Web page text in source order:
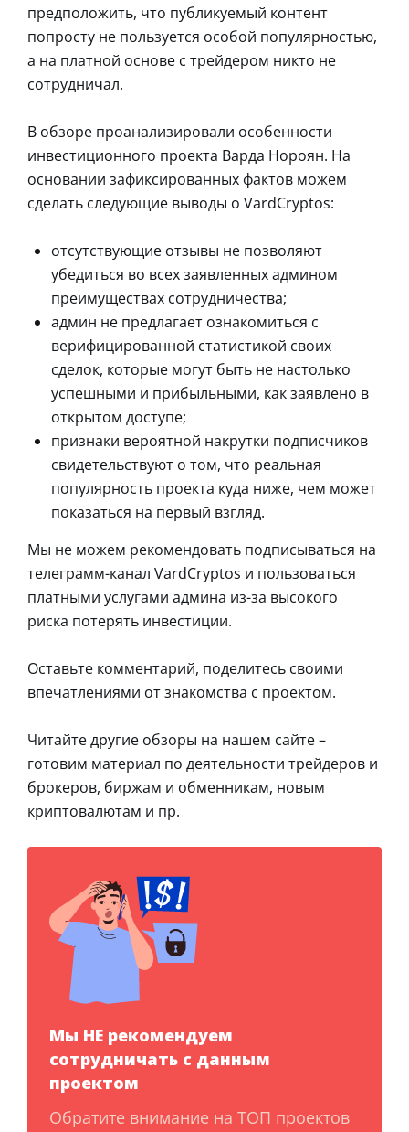
предположить, что публикуемый контент
попросту не пользуется особой популярностью,
а на платной основе с трейдером никто не
сотрудничал.
В обзоре проанализировали особенности
инвестиционного проекта Варда Нороян. На
основании зафиксированных фактов можем
сделать следующие выводы о VardCryptos:
отсутствующие отзывы не позволяют
убедиться во всех заявленных админом
преимуществах сотрудничества;
админ не предлагает ознакомиться с
верифицированной статистикой своих
сделок, которые могут быть не настолько
успешными и прибыльными, как заявлено в
открытом доступе;
признаки вероятной накрутки подписчиков
свидетельствуют о том, что реальная
популярность проекта куда ниже, чем может
показаться на первый взгляд.
Мы не можем рекомендовать подписываться на
телеграмм-канал VardCryptos и пользоваться
платными услугами админа из-за высокого
риска потерять инвестиции.
Оставьте комментарий, поделитесь своими
впечатлениями от знакомства с проектом.
Читайте другие обзоры на нашем сайте –
готовим материал по деятельности трейдеров и
брокеров, биржам и обменникам, новым
криптовалютам и пр.
Мы НЕ рекомендуем
сотрудничать с данным
проектом
Обратите внимание на ТОП проектов